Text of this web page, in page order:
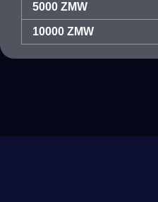
5000 ZMW
10000 ZMW